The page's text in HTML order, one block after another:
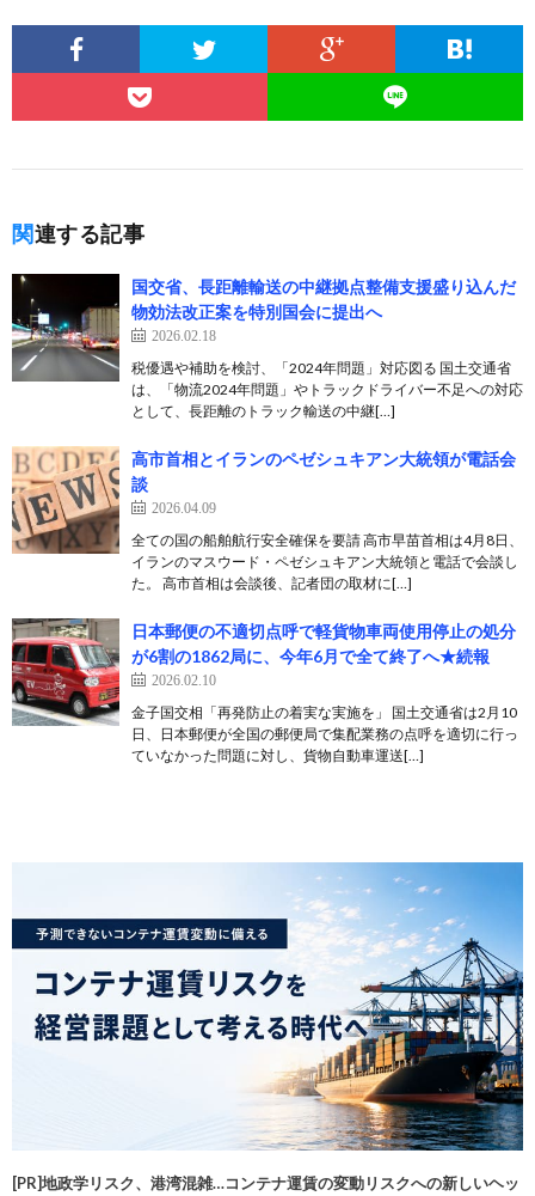
関連する記事
国交省、長距離輸送の中継拠点整備支援盛り込んだ
物効法改正案を特別国会に提出へ
2026.02.18
税優遇や補助を検討、「2024年問題」対応図る 国土交通省
は、「物流2024年問題」やトラックドライバー不足への対応
として、長距離のトラック輸送の中継[…]
高市首相とイランのペゼシュキアン大統領が電話会
談
2026.04.09
全ての国の船舶航行安全確保を要請 高市早苗首相は4月8日、
イランのマスウード・ペゼシュキアン大統領と電話で会談し
た。 高市首相は会談後、記者団の取材に[…]
日本郵便の不適切点呼で軽貨物車両使用停止の処分
が6割の1862局に、今年6月で全て終了へ★続報
2026.02.10
金子国交相「再発防止の着実な実施を」 国土交通省は2月10
日、日本郵便が全国の郵便局で集配業務の点呼を適切に行っ
ていなかった問題に対し、貨物自動車運送[…]
[PR]地政学リスク、港湾混雑…コンテナ運賃の変動リスクへの新しいヘッ